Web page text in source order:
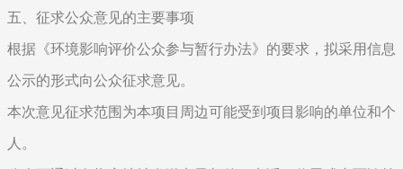
五、征求公众意见的主要事项
根据《环境影响评价公众参与暂行办法》的要求，拟采用信息
公示的形式向公众征求意见。
本次意见征求范围为本项目周边可能受到项目影响的单位和个
人。